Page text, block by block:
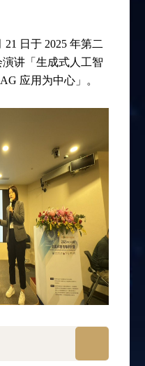
21 日于 2025 年第二
讲「生成式人工智
应用为中心」。